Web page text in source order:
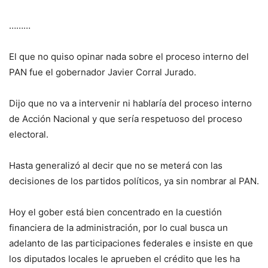
………
El que no quiso opinar nada sobre el proceso interno del
PAN fue el gobernador Javier Corral Jurado.
Dijo que no va a intervenir ni hablaría del proceso interno
de Acción Nacional y que sería respetuoso del proceso
electoral.
Hasta generalizó al decir que no se meterá con las
decisiones de los partidos políticos, ya sin nombrar al PAN.
Hoy el gober está bien concentrado en la cuestión
financiera de la administración, por lo cual busca un
adelanto de las participaciones federales e insiste en que
los diputados locales le aprueben el crédito que les ha